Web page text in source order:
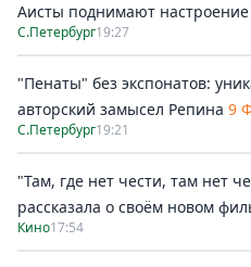
Аисты поднимают настроение
С.Петербург19:27
"Пенаты" без экспонатов:
авторский замысел Репина 9
С.Петербург19:21
"Там, где нет чести, там нет
рассказала о своём новом
Кино17:54